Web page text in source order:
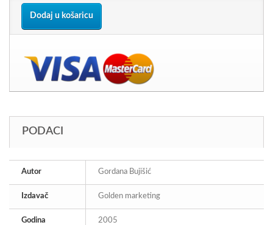
Dodaj u košaricu
PODACI
Autor Gordana Bujišić
Izdavač Golden marketing
Godina 2005